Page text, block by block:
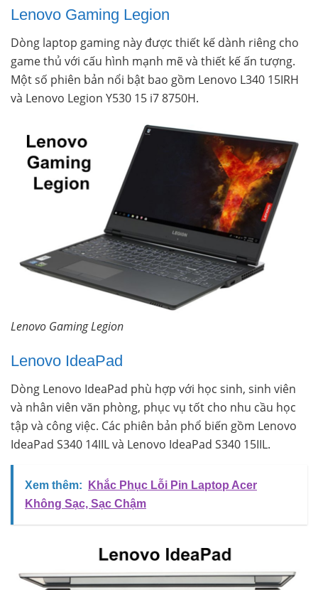
Lenovo Gaming Legion
Dòng laptop gaming này được thiết kế dành riêng cho
game thủ với cấu hình mạnh mẽ và thiết kế ấn tượng.
Một số phiên bản nổi bật bao gồm Lenovo L340 15IRH
và Lenovo Legion Y530 15 i7 8750H.
Lenovo Gaming Legion
Lenovo IdeaPad
Dòng Lenovo IdeaPad phù hợp với học sinh, sinh viên
và nhân viên văn phòng, phục vụ tốt cho nhu cầu học
tập và công việc. Các phiên bản phổ biến gồm Lenovo
IdeaPad S340 14IIL và Lenovo IdeaPad S340 15IIL.
Xem thêm:
Khắc Phục Lỗi Pin Laptop Acer
Không Sạc, Sạc Chậm